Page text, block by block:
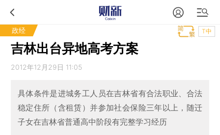
政经 T中
吉林出台异地高考方案
2012年12月29日 11:05
具体条件是进城务工人员在吉林省有合法职业、合法
稳定住所（含租赁）并参加社会保险三年以上，随迁
子女在吉林省普通高中阶段有完整学习经历